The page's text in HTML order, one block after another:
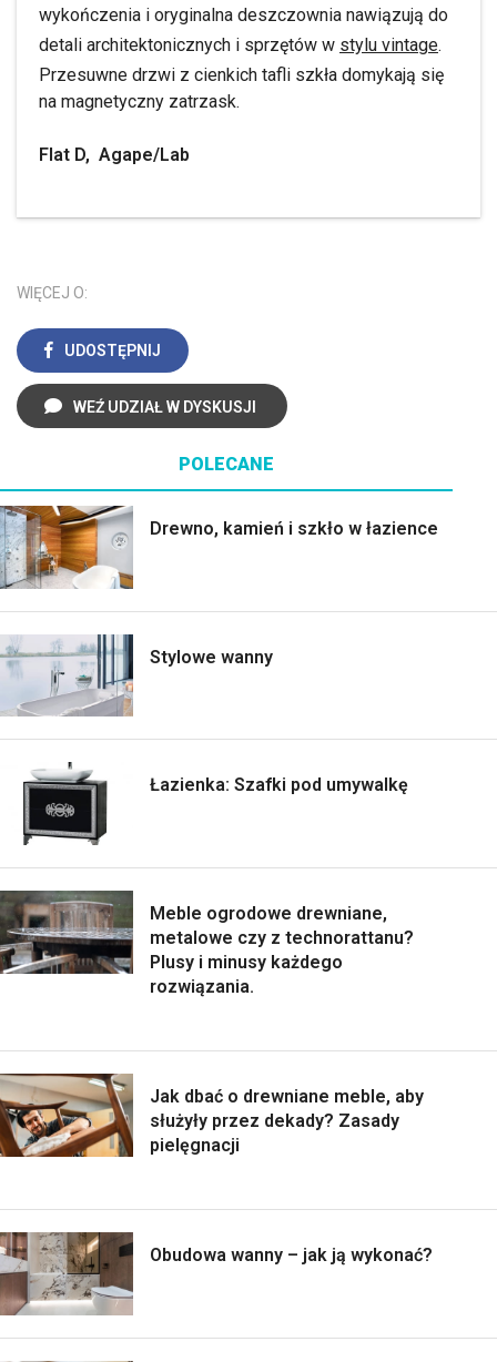
wykończenia i oryginalna deszczownia nawiązują do
detali architektonicznych i sprzętów w stylu vintage.
Przesuwne drzwi z cienkich tafli szkła domykają się
na magnetyczny zatrzask.
Flat D, Agape/Lab
WIĘCEJ O:
UDOSTĘPNIJ
WEŹ UDZIAŁ W DYSKUSJI
POLECANE
Drewno, kamień i szkło w łazience
Stylowe wanny
Łazienka: Szafki pod umywalkę
Meble ogrodowe drewniane,
metalowe czy z technorattanu?
Plusy i minusy każdego
rozwiązania.
Jak dbać o drewniane meble, aby
służyły przez dekady? Zasady
pielęgnacji
Obudowa wanny – jak ją wykonać?